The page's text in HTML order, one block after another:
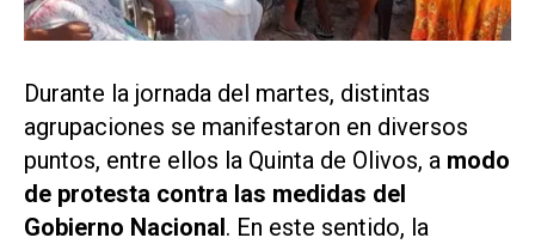
Durante la jornada del martes, distintas
agrupaciones se manifestaron en diversos
puntos, entre ellos la Quinta de Olivos, a modo
de protesta contra las medidas del
Gobierno Nacional. En este sentido, la